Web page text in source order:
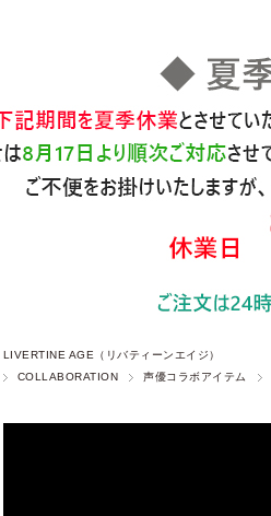
LIVERTINE AGE（リバティーンエイジ）
COLLABORATION
声優コラボアイテム